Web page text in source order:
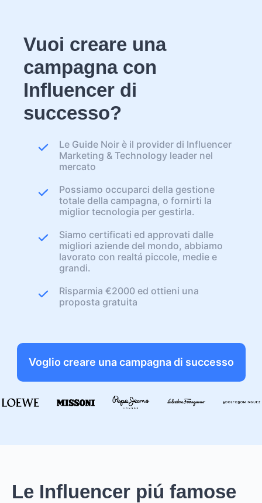
Vuoi creare una
campagna con
Influencer di
successo?
Le Guide Noir è il provider di Influencer
Marketing & Technology leader nel
mercato
Possiamo occuparci della gestione
totale della campagna, o fornirti la
miglior tecnologia per gestirla.
Siamo certificati ed approvati dalle
migliori aziende del mondo, abbiamo
lavorato con realtá piccole, medie e
grandi.
Risparmia €2000 ed ottieni una
proposta gratuita
Voglio creare una campagna di successo
Le Influencer piú famose